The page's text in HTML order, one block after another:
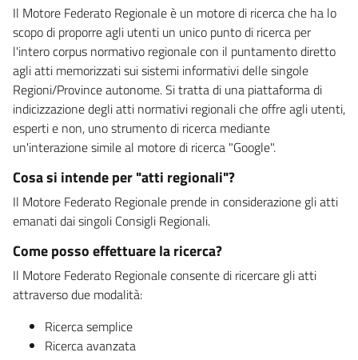
Il Motore Federato Regionale è un motore di ricerca che ha lo
scopo di proporre agli utenti un unico punto di ricerca per
l'intero corpus normativo regionale con il puntamento diretto
agli atti memorizzati sui sistemi informativi delle singole
Regioni/Province autonome. Si tratta di una piattaforma di
indicizzazione degli atti normativi regionali che offre agli utenti,
esperti e non, uno strumento di ricerca mediante
un'interazione simile al motore di ricerca "Google".
Cosa si intende per "atti regionali"?
Il Motore Federato Regionale prende in considerazione gli atti
emanati dai singoli Consigli Regionali.
Come posso effettuare la ricerca?
Il Motore Federato Regionale consente di ricercare gli atti
attraverso due modalità:
Ricerca semplice
Ricerca avanzata